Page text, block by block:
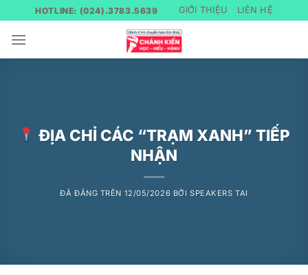
Chuyển
đến
nội
dung
HOTLINE: (024).3783.5639 GIỚI THIỆU LIÊN HỆ
ĐỊA CHỈ CÁC “TRẠM XANH” TIẾP
NHẬN
ĐÃ ĐĂNG TRÊN 12/05/2026 BỞI SPEAKERS TAI